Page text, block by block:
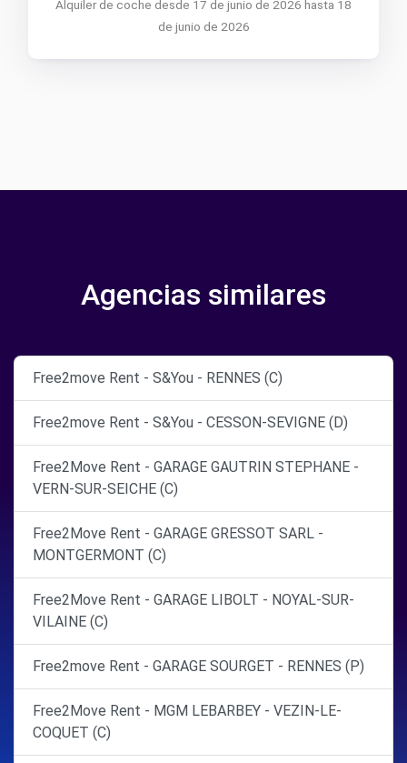
Alquiler de coche desde 17 de junio de 2026 hasta 18
de junio de 2026
Agencias similares
Free2move Rent - S&You - RENNES (C)
Free2move Rent - S&You - CESSON-SEVIGNE (D)
Free2Move Rent - GARAGE GAUTRIN STEPHANE -
VERN-SUR-SEICHE (C)
Free2Move Rent - GARAGE GRESSOT SARL -
MONTGERMONT (C)
Free2Move Rent - GARAGE LIBOLT - NOYAL-SUR-
VILAINE (C)
Free2move Rent - GARAGE SOURGET - RENNES (P)
Free2Move Rent - MGM LEBARBEY - VEZIN-LE-
COQUET (C)